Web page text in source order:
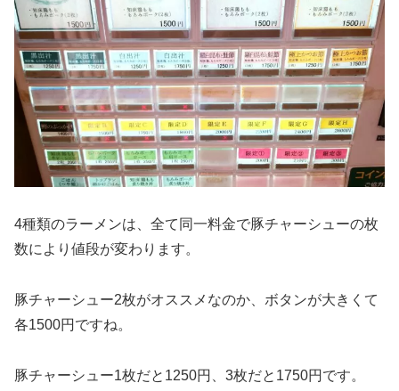
4種類のラーメンは、全て同一料金で豚チャーシューの枚
数により値段が変わります。
豚チャーシュー2枚がオススメなのか、ボタンが大きくて
各1500円ですね。
豚チャーシュー1枚だと1250円、3枚だと1750円です。